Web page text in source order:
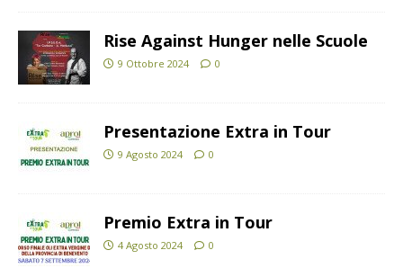
Rise Against Hunger nelle Scuole
9 Ottobre 2024 0
Presentazione Extra in Tour
9 Agosto 2024 0
Premio Extra in Tour
4 Agosto 2024 0